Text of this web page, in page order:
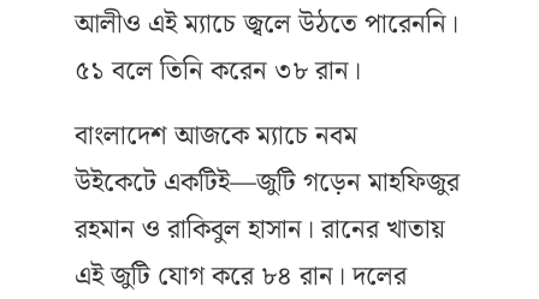
আলীও এই ম্যাচে জ্বলে উঠতে পারেননি।
৫১ বলে তিনি করেন ৩৮ রান।
বাংলাদেশ আজকে ম্যাচে নবম
উইকেটে একটিই—জুটি গড়েন মাহফিজুর
রহমান ও রাকিবুল হাসান। রানের খাতায়
এই জুটি যোগ করে ৮৪ রান। দলের